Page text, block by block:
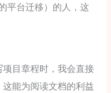
平台迁移）的人，这
目章程时，我会直接
能为阅读文档的利益